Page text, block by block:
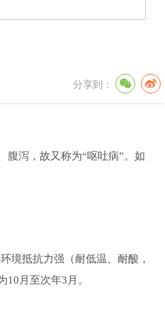
分享到：
泻，故又称为“呕吐病”。如
境抵抗力强（耐低温、耐酸，
月至次年3月。